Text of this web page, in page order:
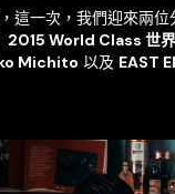
這一次，我們迎來兩
2015 World Class 世
Michito 以及 EAST